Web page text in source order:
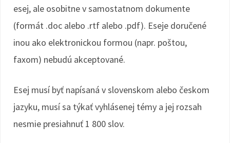
esej, ale osobitne v samostatnom dokumente
(formát .doc alebo .rtf alebo .pdf). Eseje doručené
inou ako elektronickou formou (napr. poštou,
faxom) nebudú akceptované.
Esej musí byť napísaná v slovenskom alebo českom
jazyku, musí sa týkať vyhlásenej témy a jej rozsah
nesmie presiahnuť 1 800 slov.